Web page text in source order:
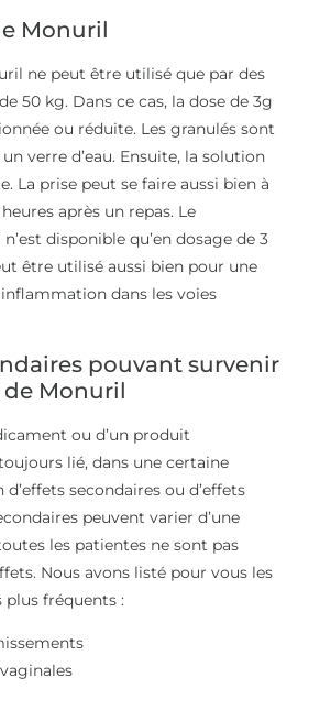
Monuril
ne peut être utilisé que par des
50 kg. Dans ce cas, la dose de 3g
ou réduite. Les granulés sont
verre d’eau. Ensuite, la solution
La prise peut se faire aussi bien à
après un repas. Le
disponible qu’en dosage de 3
être utilisé aussi bien pour une
dans les voies
pouvant survenir
de Monuril
ou d’un produit
lié, dans une certaine
d’effets secondaires ou d’effets
peuvent varier d’une
les patientes ne sont pas
Nous avons listé pour vous les
plus fréquents :